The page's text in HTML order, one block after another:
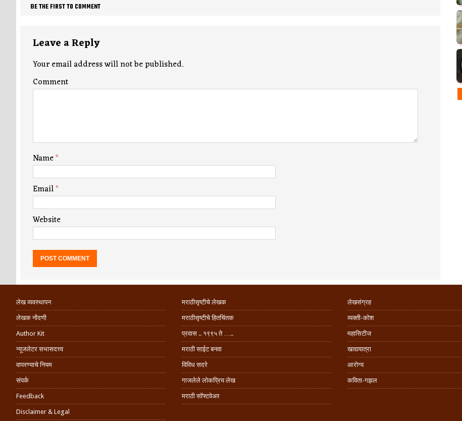
BE THE FIRST TO COMMENT
Leave a Reply
Your email address will not be published.
Comment
Name*
Email*
Website
लेख व्यवस्थापन
लेखक नोंदणी
Author Kit
न्यूजलेटर सभासदत्त्व
वापरण्याचे नियम
संपर्क
Feedback
Disclaimer & Legal
मराठीसृष्टीचे लेखक
मराठीसृष्टीचे हितचिंतक
प्रवास .. १९९५ ते …..
मराठी साईट बनवा
विविध सदरे
गाजलेले लोकप्रिय लेख
मराठी सॉफ्टवेअर
लेखसंग्रह
व्यक्ती-कोश
महासिटीज
खाद्ययात्रा
आरोग्य
कविता-गझल